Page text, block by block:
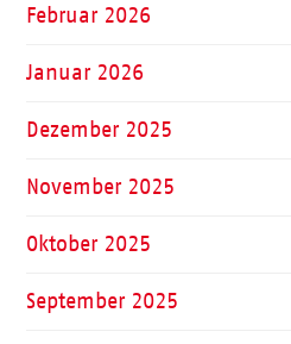
Februar 2026
Januar 2026
Dezember 2025
November 2025
Oktober 2025
September 2025